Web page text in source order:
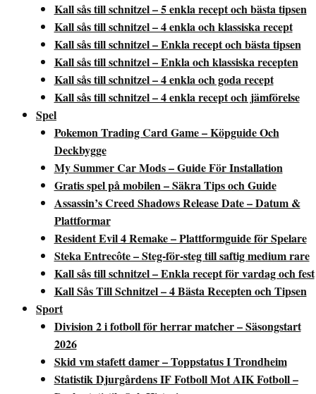
Kall sås till schnitzel – 5 enkla recept och bästa tipsen
Kall sås till schnitzel – 4 enkla och klassiska recept
Kall sås till schnitzel – Enkla recept och bästa tipsen
Kall sås till schnitzel – Enkla och klassiska recepten
Kall sås till schnitzel – 4 enkla och goda recept
Kall sås till schnitzel – 4 enkla recept och jämförelse
Spel
Pokemon Trading Card Game – Köpguide Och
Deckbygge
My Summer Car Mods – Guide För Installation
Gratis spel på mobilen – Säkra Tips och Guide
Assassin’s Creed Shadows Release Date – Datum &
Plattformar
Resident Evil 4 Remake – Plattformguide för Spelare
Steka Entrecôte – Steg-för-steg till saftig medium rare
Kall sås till schnitzel – Enkla recept för vardag och fest
Kall Sås Till Schnitzel – 4 Bästa Recepten och Tipsen
Sport
Division 2 i fotboll för herrar matcher – Säsongstart
2026
Skid vm stafett damer – Toppstatus I Trondheim
Statistik Djurgårdens IF Fotboll Mot AIK Fotboll –